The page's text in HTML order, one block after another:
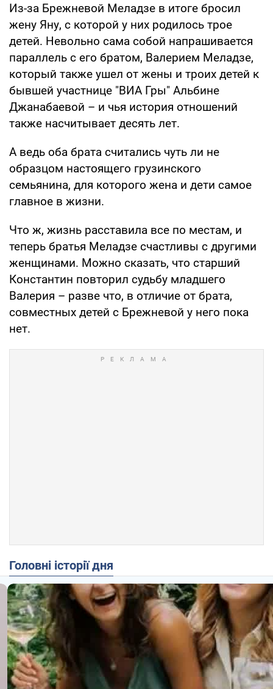
Из-за Брежневой Меладзе в итоге бросил
жену Яну, с которой у них родилось трое
детей. Невольно сама собой напрашивается
параллель с его братом, Валерием Меладзе,
который также ушел от жены и троих детей к
бывшей участнице "ВИА Гры" Альбине
Джанабаевой – и чья история отношений
также насчитывает десять лет.
А ведь оба брата считались чуть ли не
образцом настоящего грузинского
семьянина, для которого жена и дети самое
главное в жизни.
Что ж, жизнь расставила все по местам, и
теперь братья Меладзе счастливы с другими
женщинами. Можно сказать, что старший
Константин повторил судьбу младшего
Валерия – разве что, в отличие от брата,
совместных детей с Брежневой у него пока
нет.
Головні історії дня